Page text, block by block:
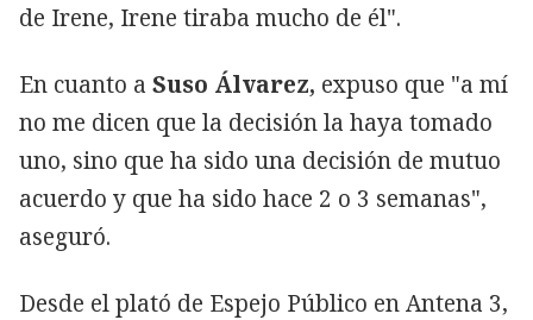
de Irene, Irene tiraba mucho de él".
En cuanto a Suso Álvarez, expuso que "a mí
no me dicen que la decisión la haya tomado
uno, sino que ha sido una decisión de mutuo
acuerdo y que ha sido hace 2 o 3 semanas",
aseguró.
Desde el plató de Espejo Público en Antena 3,